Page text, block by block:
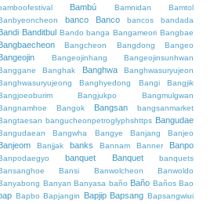
Bambú Bamnidan
Bamtol
banco Banco bancos bandada
Banditbul Bando banga Bangameori Bangbae
Bangcheon Bangdong Bangeo
Bangeojinhang
Bangeojinsunhwan
Banghak Banghwa
Banghwasuryujeon
Banghyedong Bangi
Bangjik
Bangjukpo
Bangmulgwan
Bangok Bangsan
bangsanmarket
bangucheonpetroglyphshttps Bangudae
Bangwha Bangye Banjang Banjeo
Banjjak banks Bannam Banner Banpo
banquet Banquet
banquets
Bansi Banwolcheon
Banwoldo
Banyan Banyasa baño Baño Baños Bao
Bapbo Bapjangin Bapjip Bapsang Bapsangwiui